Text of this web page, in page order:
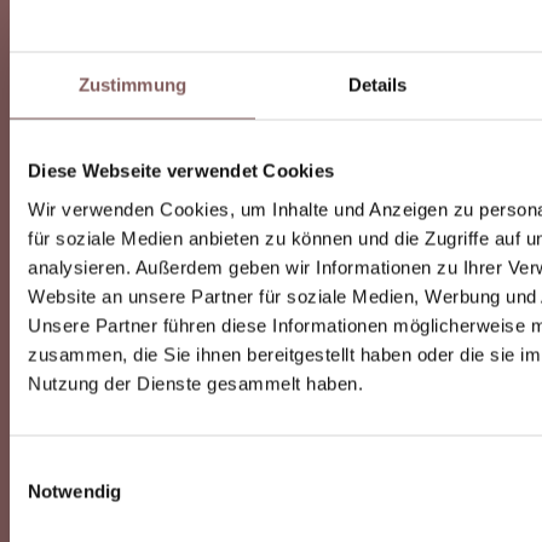
Zustimmung Details
Diese Webseite verwendet Cookies
Wir verwenden Cookies, um Inhalte und Anzeigen zu
für soziale Medien anbieten zu können und die Zugriffe auf
analysieren. Außerdem geben wir Informationen zu Ihrer
Website an unsere Partner für soziale Medien, Werbung
Unsere Partner führen diese Informationen möglicherweise
zusammen, die Sie ihnen bereitgestellt haben oder die sie
Nutzung der Dienste gesammelt haben.
Notwendig